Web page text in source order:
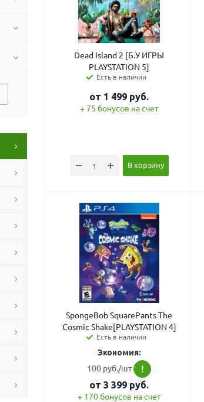
Dead Island 2 [Б.У ИГРЫ
PLAYSTATION 5]
Есть в наличии
от 1 499 руб.
+ 75 бонусов на счет
В корзину
SpongeBob SquarePants The
Cosmic Shake[PLAYSTATION 4]
Есть в наличии
Экономия:
100 руб./шт
!
от 3 399 руб.
+ 170 бонусов на счет